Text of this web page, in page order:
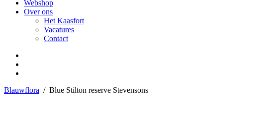
Webshop
Over ons
Het Kaasfort
Vacatures
Contact
Blauwflora /Blue Stilton reserve Stevensons